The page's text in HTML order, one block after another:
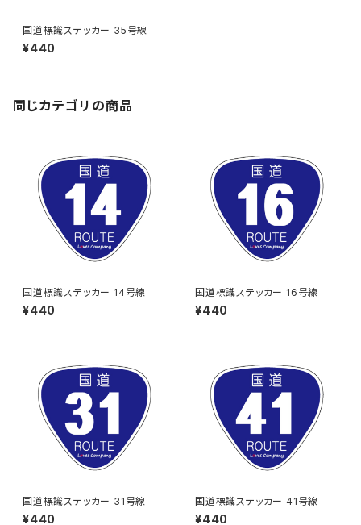
国道標識ステッカー 35号線
¥440
同じカテゴリの商品
国道標識ステッカー 14号線
¥440
国道標識ステッカー 16号線
¥440
国道標識ステッカー 31号線
¥440
国道標識ステッカー 41号線
¥440